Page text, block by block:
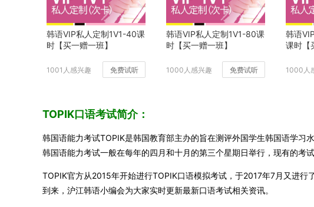
韩语VIP私人定制1V1-40课
时【买一赠一班】
1001人感兴趣 免费试听
韩语VIP私人定制1V1-80课
时【买一赠一班】
1000人感兴趣 免费试听
韩语
课时【
1000人
TOPIK口语考试简介：
韩国语能力考试TOPIK是韩国教育部主办的旨在测评外国学生韩国语学
韩国语能力考试一般在每年的四月和十月的第三个星期日举行，现有的考
TOPIK官方从2015年开始进行TOPIK口语模拟考试，于2017年7月又进
到来，沪江韩语小编会为大家实时更新最新口语考试相关资讯。